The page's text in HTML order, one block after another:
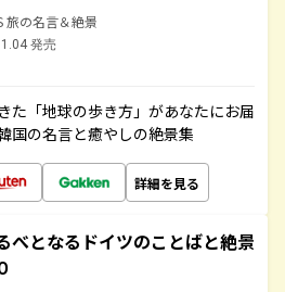
旅の名言＆絶景
発売
た「地球の歩き方」があなたにお届
国の名言と癒やしの絶景集
詳細を見る
べとなるドイツのことばと絶景